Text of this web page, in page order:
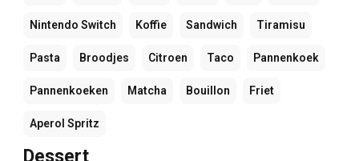
Nintendo Switch Koffie Sandwich Tiramisu
Pasta Broodjes Citroen Taco Pannenkoek
Pannenkoeken Matcha Bouillon Friet
Aperol Spritz